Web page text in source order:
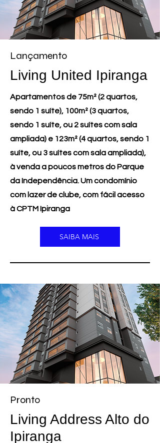
Lançamento
Living United Ipiranga
Apartamentos de 75m² (2 quartos,
sendo 1 suíte), 100m² (3 quartos,
sendo 1 suíte, ou 2 suítes com sala
ampliada) e 123m² (4 quartos, sendo 1
suíte, ou 3 suítes com sala ampliada),
à venda a poucos metros do Parque
da Independência. Um condomínio
com lazer de clube, com fácil acesso
à CPTM Ipiranga
SAIBA MAIS
Pronto
Living Address Alto do
Ipiranga